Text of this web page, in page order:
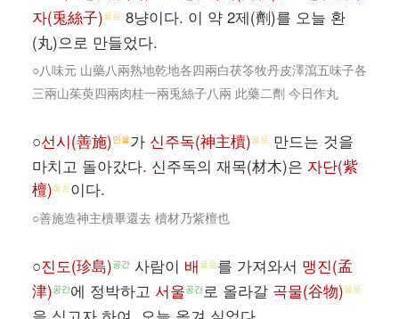
자(兎絲子)물품 8냥이다. 이 약 2제(劑)를 오늘 환
(丸)으로 만들었다.
○八味元 山藥八兩熟地乾地各四兩白茯笭牧丹皮澤瀉五味子各
三兩山茱萸四兩肉桂一兩兎絲子八兩 此藥二劑 今日作丸
○선시(善施)인물가 신주독(神主櫝)물품 만드는 것을
마치고 돌아갔다. 신주독의 재목(材木)은 자단(紫
檀)물품이다.
○善施造神主櫝畢還去 櫝材乃紫檀也
○진도(珍島)공간 사람이 배 물품를 가져와서 맹진(孟
津)공간에 정박하고 서울공간 로 올라갈 곡물(谷物)물품